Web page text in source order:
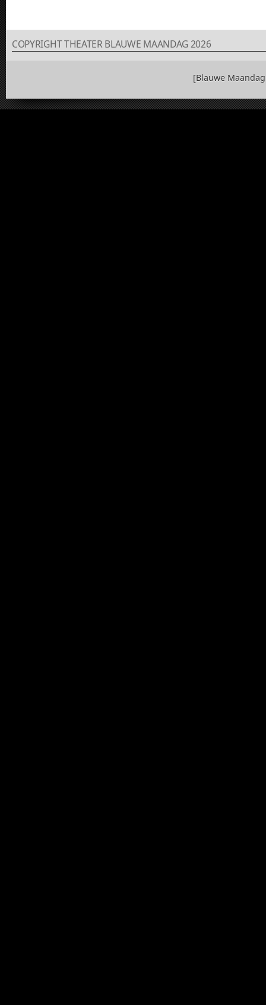
COPYRIGHT THEATER BLAUWE MAANDAG 2026
[Blauwe